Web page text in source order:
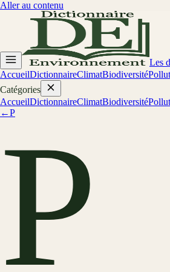
Aller au contenu
Les
AccueilDictionnaireClimatBiodiversité
Catégories
AccueilDictionnaireClimatBiodiversité
←P
P